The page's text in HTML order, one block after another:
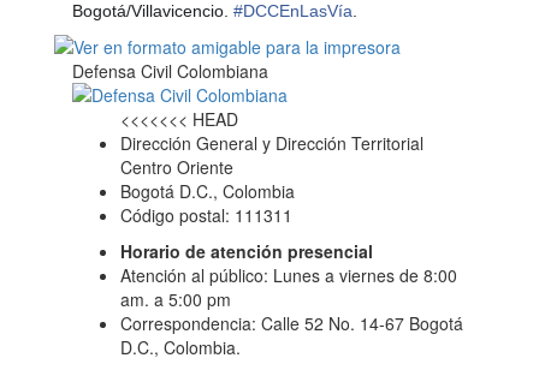
Bogotá/Villavicencio. #DCCEnLasVía
Defensa Civil Colombiana
<<<<<<< HEAD
Dirección General y Dirección Territorial
Centro Oriente
Bogotá D.C., Colombia
Código postal: 111311
Horario de atención presencial
Atención al público: Lunes a viernes de 8:00
am. a 5:00 pm
Correspondencia: Calle 52 No. 14-67 Bogotá
D.C., Colombia.